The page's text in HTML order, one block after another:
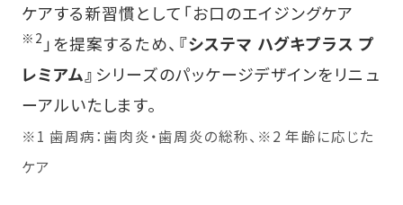
ケアする新習慣として「お口のエイジングケア
※2 」を提案するため、 『システマ ハグキプラス プ
レミアム』 シリーズのパッケージデザインをリニュ
ーアルいたします。
※1 歯周病：歯肉炎・歯周炎の総称、※2 年齢に応じた
ケア